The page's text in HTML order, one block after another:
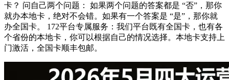
卡？ 问自己两个问题： 如果两个问题的答案都是 “否”，那你
就办本地卡，绝对不会错。如果有一个答案是 “是”，那你就
办全国卡。 172平台专属服务：我们平台既有全国卡，也有各
个省份的本地卡，你可以根据自己的情况选择。本地卡支持上
门激活，全国卡顺丰包邮。